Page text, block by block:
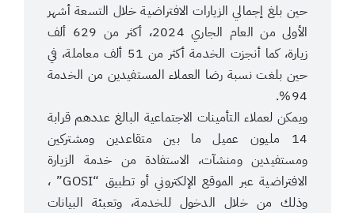
حين بلغ إجمالي الزيارات الافتراضية خلال التسعة أشهر
الأولى من العام الجاري 2024، أكثر من 629 ألف
زيارة، كما أنجزت الخدمة أكثر من 51 ألف معاملة، في
حين بلغت نسبة رضا العملاء المستفيدين من الخدمة
94%.
ويمكن لعملاء التأمينات الاجتماعية البالغ عددهم قرابة
14 مليون عميل ما بين متقاعدين ومشتركين
ومستفيدين ومنشآت، الاستفادة من خدمة الزيارة
الافتراضية عبر الموقع الإلكتروني أو تطبيق “GOSI” ،
وذلك من خلال الدخول للخدمة، وتعبئة البيانات